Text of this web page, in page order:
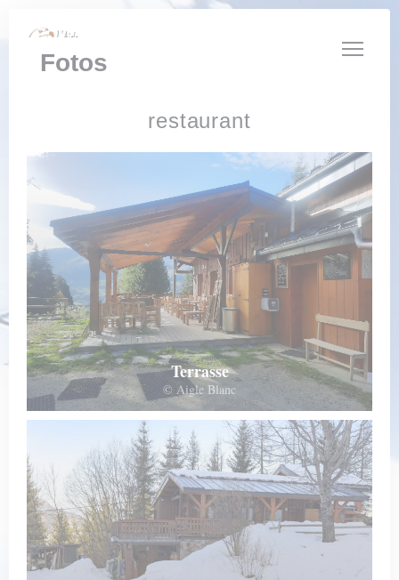
Painel de Gerenciamento de Cookies
Fotos
restaurant
Terrasse
© Aigle Blanc